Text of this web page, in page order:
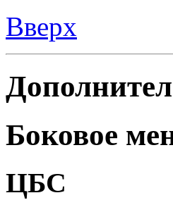
Вверх
Боковое
ЦБС